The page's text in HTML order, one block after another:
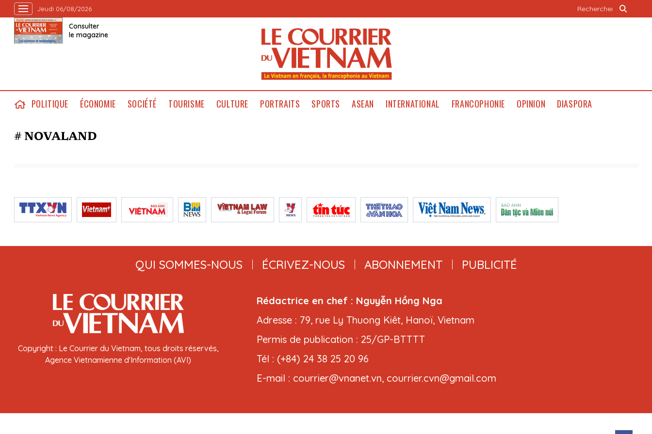
Jeudi 06/08/2026
Consulter
le magazine
POLITIQUE ÉCONOMIE SOCIÉTÉ TOURISME CULTURE PORTRAITS SPORTS ASEAN INTERNATIONAL FRANCOPHONIE OPINION DIASPORA
# NOVALAND
QUI SOMMES-NOUS ÉCRIVEZ-NOUS ABONNEMENT PUBLICITÉ
Copyright : Le Courrier du Vietnam, tous droits réservés,
Agence Vietnamienne d'Information (AVI)
Rédactrice en chef : Nguyễn Hồng Nga
Adresse : 79, rue Ly Thuong Kiêt, Hanoï, Vietnam
Permis de publication : 25/GP-BTTTT
Tél : (+84) 24 38 25 20 96
E-mail : courrier@vnanet.vn, courrier.cvn@gmail.com